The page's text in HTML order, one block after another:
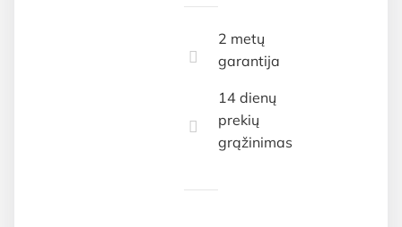
2 metų
garantija
14 dienų
prekių
grąžinimas